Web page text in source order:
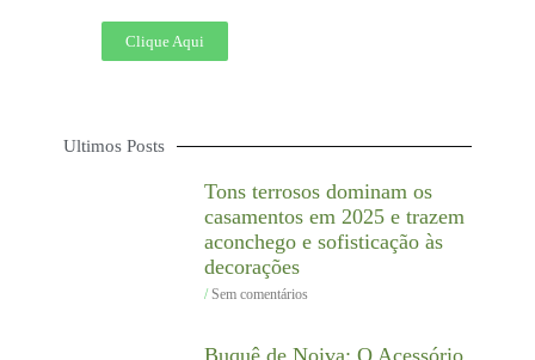
Clique Aqui
Ultimos Posts
Tons terrosos dominam os
casamentos em 2025 e trazem
aconchego e sofisticação às
decorações
Sem comentários